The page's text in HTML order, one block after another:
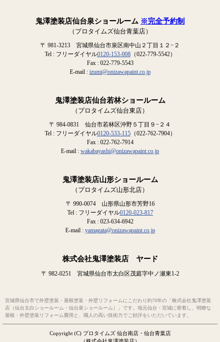
鬼澤塗装店仙台泉ショールーム ※完全予約制
（プロタイムズ仙台青葉店）
〒 981-3213 宮城県仙台市泉区南中山２丁目１２−２
Tel : フリーダイヤル0120-153-008（022-779-5542）
Fax : 022-779-5543
E-mail : izumi@onizawapaint.co.jp
鬼澤塗装店仙台若林ショールーム
（プロタイムズ仙台東店）
〒 984-0831 仙台市若林区沖野５丁目９−２４
Tel : フリーダイヤル0120-533-115（022-762-7904）
Fax : 022-762-7914
E-mail : wakabayashi@onizawapaint.co.jp
鬼澤塗装店山形ショールーム
（プロタイムズ山形北店）
〒 990-0074 山形県山形市芳野16
Tel : フリーダイヤル0120-023-817
Fax : 023-634-6942
E-mail : yamagata@onizawapaint.co.jp
株式会社鬼澤塗装店 ヤード
〒 982-0251 宮城県仙台市太白区茂庭字中ノ瀬東1-2
宮城県仙台市で外壁塗装・屋根塗装・外壁リフォームにこだわり約70年の「株式会社鬼澤塗装
店（仙台太白ショールーム・仙台泉ショールーム）」です。地元仙台・宮城に密着し、明瞭な
屋根・外壁塗装リフォーム費用と、職人の高い技術力でご好評をいただいています。
Copyright (C) プロタイムズ 仙台南店・仙台青葉店